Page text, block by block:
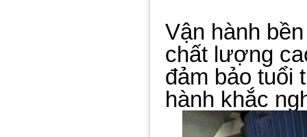
Vận hành
chất lượng
đảm bảo tuổi
hành khắc